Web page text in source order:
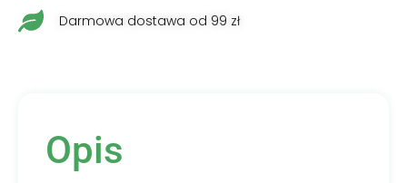
Darmowa dostawa od 99 zł
Opis